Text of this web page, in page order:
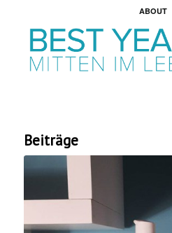
ABOUT
Beiträge